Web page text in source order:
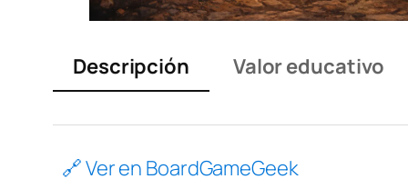
Descripción Valor educativo
🔗 Ver en BoardGameGeek